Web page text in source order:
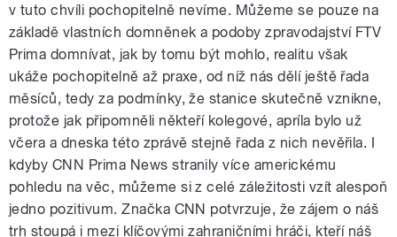
v tuto chvíli pochopitelně nevíme. Můžeme se pouze na
základě vlastních domněnek a podoby zpravodajství FTV
Prima domnívat, jak by tomu být mohlo, realitu však
ukáže pochopitelně až praxe, od níž nás dělí ještě řada
měsíců, tedy za podmínky, že stanice skutečně vznikne,
protože jak připomněli někteří kolegové, apríla bylo už
včera a dneska této zprávě stejně řada z nich nevěřila. I
kdyby CNN Prima News stranily více americkému
pohledu na věc, můžeme si z celé záležitosti vzít alespoň
jedno pozitivum. Značka CNN potvrzuje, že zájem o náš
trh stoupá i mezi klíčovými zahraničními hráči, kteří náš